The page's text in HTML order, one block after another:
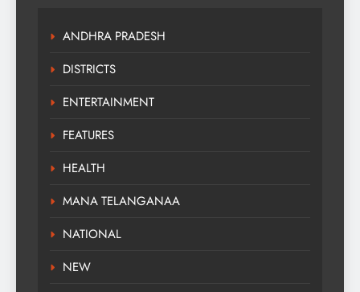
ANDHRA PRADESH
DISTRICTS
ENTERTAINMENT
FEATURES
HEALTH
MANA TELANGANAA
NATIONAL
NEW